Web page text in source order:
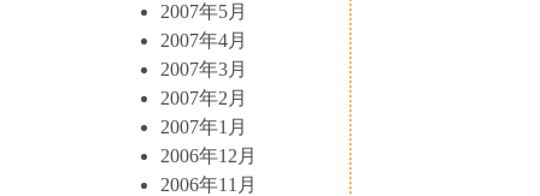
2007年5月
2007年4月
2007年3月
2007年2月
2007年1月
2006年12月
2006年11月